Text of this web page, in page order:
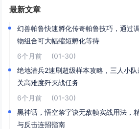
最新文章
幻兽帕鲁快速孵化传奇帕鲁技巧，通过
物组合可大幅缩短孵化等待
6个月前
(01-30)
绝地潜兵2速刷超级样本攻略，三人小
关高难度歼灭战任务
6个月前
(01-30)
黑神话，悟空禁字诀无敌帧实战用法，
与反击连招指南